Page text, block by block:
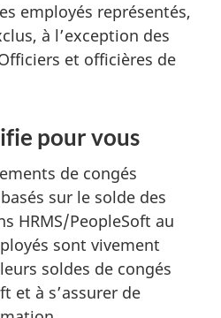
employés représentés,
à l’exception des
et officières de
pour vous
de congés
sur le solde des
HRMS/PeopleSoft au
sont vivement
soldes de congés
et à s’assurer de